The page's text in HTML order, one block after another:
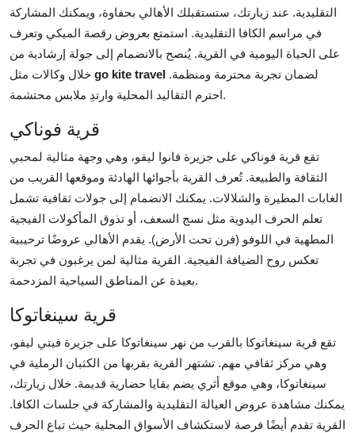
التقليدية. عند زيارتك، ستستقبلك الأهالي بحفاوة، ويمكنك المشاركة
في مراسم الكافا التقليدية. استمتع بعروض رقصة الميكي وتعرف
على الحياة اليومية في القرية. يُنصح بالانضمام إلى جولة إرشادية من
go kite travel
احترم التقاليد المحلية وارتدِ ملابس محتشمة.
قرية فوناكي
تقع قرية فوناكي على جزيرة فانوا ليفو، وهي وجهة مثالية لمحبي
الثقافة والطبيعة. تُعرف القرية بأجوائها الهادئة وموقعها القريب من
الغابات المطيرة والشلالات. يمكنك الانضمام إلى جولات ثقافية تشمل
تعلم الحرف اليدوية مثل نسج السعف، أو تذوق المأكولات الفيجية
المطهية في اللوفو (فرن تحت الأرض). يقدم الأهالي عروضًا ترحيبية
تعكس روح الضيافة الفيجية. القرية مثالية لمن يرغبون في تجربة
بعيدة عن المناطق السياحية المزدحمة.
قرية سينغاتوكا
تقع قرية سينغاتوكا بالقرب من نهر سينغاتوكا على جزيرة فيتي ليفو،
وهي مركز ثقافي مهم. تشتهر القرية بقربها من الكثبان الرملية في
سينغاتوكا، وهي موقع أثري يضم بقايا حضارية قديمة. خلال زيارتك،
يمكنك مشاهدة عروض العيالة التقليدية والمشاركة في جلسات الكافا.
القرية تقدم أيضًا فرصة لاستكشاف الأسواق المحلية حيث تباع الحرف